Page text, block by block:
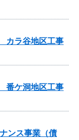
カラ谷地区工事
番ケ洞地区工事
ンス事業（債